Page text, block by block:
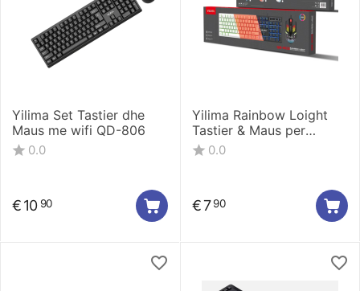
Yilima Set Tastier dhe
Maus me wifi QD-806
0.0
€10 90
Yilima Rainbow Loight
Tastier & Maus per
kompjuter QS-603
0.0
€7 90